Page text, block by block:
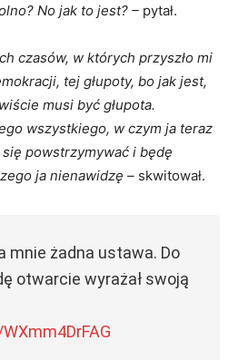
No jak to jest? – pytał.
czasów, w których przyszło mi
tej głupoty, bo jak jest,
musi być głupota.
wszystkiego, w czym ja teraz
powstrzymywać i będę
ja nienawidzę – skwitował.
mnie żadna ustawa. Do
otwarcie wyrażał swoją